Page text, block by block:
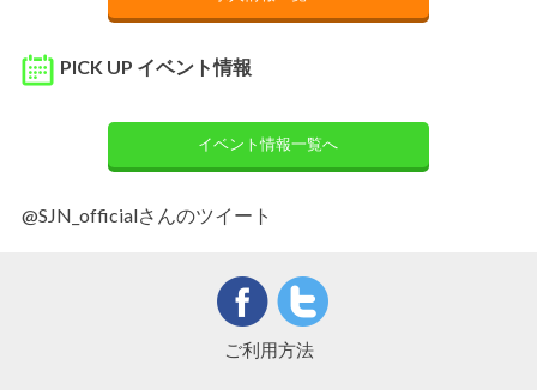
PICK UP イベント情報
イベント情報一覧へ
@SJN_officialさんのツイート
ご利用方法